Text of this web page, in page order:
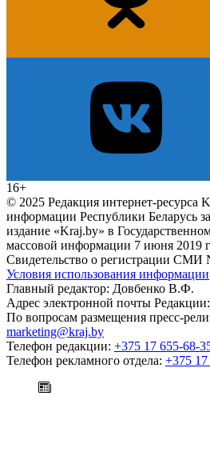
16+
© 2025 Редакция интернет-ресурса
информации Республики Беларусь
издание «Kraj.by» в
массовой информации 7 июня 2019
Свидетельство о регистрации СМИ
Условия использования информации
Главный редактор: Довбенко В.Ф.
Адрес электронной почты Редакции:
По вопросам размещения пресс-
marketing@kraj.by
Телефон редакции: +375 17 655-68-
Телефон рекламного отдела: +375